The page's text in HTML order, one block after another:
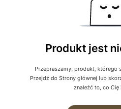
Produkt jest
Przepraszamy, produkt, którego
Przejdź do Strony głównej lub
znaleźć to, co Cię